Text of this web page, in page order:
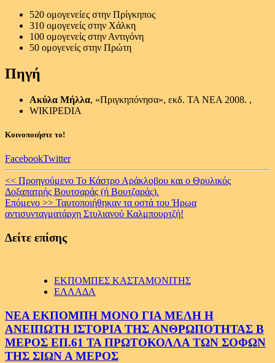
520 ομογενείες στην Πρίγκηπος
310 ομογενείς στην Χάλκη
100 ομογενείς στην Αντιγόνη
50 ομογενείς στην Πρώτη
Πηγή
Ακύλα Μήλλα, «Πριγκηπόνησα», εκδ. ΤΑ ΝΕΑ 2008. ,
WIKIPEDIA
Κοινοποιήστε το!
FacebookTwitter
Continue
Reading
<< Προηγούμενο Το Κάστρο Αράκλοβου και ο Θρυλικός
Δοξαπατρής Βουτσαράς (ή Βουτζαράς).
Επόμενο >> Ταυτοποιήθηκαν τα οστά του Ήρωα
αντισυνταγματάρχη Στυλιανού Καλμπουρτζή!
Δείτε επίσης
ΕΚΠΟΜΠΕΣ ΚΑΣΤΑΜΟΝΙΤΗΣ
ΕΛΛΑΔΑ
ΝΕΑ ΕΚΠΟΜΠΗ ΜΟΝΟ ΓΙΑ ΜΕΛΗ Η
ΑΝΕΙΠΩΤΗ ΙΣΤΟΡΙΑ ΤΗΣ ΑΝΘΡΩΠΟΤΗΤΑΣ Β
ΜΕΡΟΣ ΕΠ.61 ΤΑ ΠΡΩΤΟΚΟΛΛΑ ΤΩΝ ΣΟΦΩΝ
ΤΗΣ ΣΙΩΝ Α ΜΕΡΟΣ